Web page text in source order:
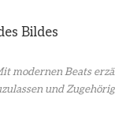
modernen Beats
und